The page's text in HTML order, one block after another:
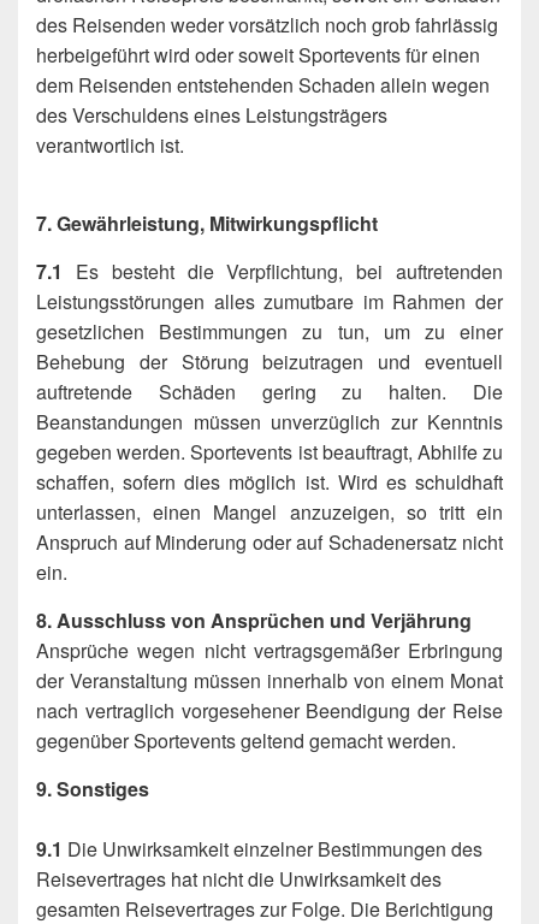
des Reisenden weder vorsätzlich noch grob fahrlässig
herbeigeführt wird oder soweit Sportevents für einen
dem Reisenden entstehenden Schaden allein wegen
des Verschuldens eines Leistungsträgers
verantwortlich ist.
7. Gewährleistung, Mitwirkungspflicht
7.1
Es besteht die Verpflichtung, bei auftretenden
Leistungsstörungen alles zumutbare im Rahmen der
gesetzlichen Bestimmungen zu tun, um zu einer
Behebung der Störung beizutragen und eventuell
auftretende Schäden gering zu halten. Die
Beanstandungen müssen unverzüglich zur Kenntnis
gegeben werden. Sportevents ist beauftragt, Abhilfe zu
schaffen, sofern dies möglich ist. Wird es schuldhaft
unterlassen, einen Mangel anzuzeigen, so tritt ein
Anspruch auf Minderung oder auf Schadenersatz nicht
ein.
8. Ausschluss von Ansprüchen und Verjährung
Ansprüche wegen nicht vertragsgemäßer Erbringung
der Veranstaltung müssen innerhalb von einem Monat
nach vertraglich vorgesehener Beendigung der Reise
gegenüber Sportevents geltend gemacht werden.
9. Sonstiges
9.1 Die Unwirksamkeit einzelner Bestimmungen des
Reisevertrages hat nicht die Unwirksamkeit des
gesamten Reisevertrages zur Folge. Die Berichtigung